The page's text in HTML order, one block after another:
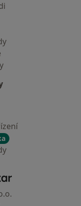
- Hlavní stránka